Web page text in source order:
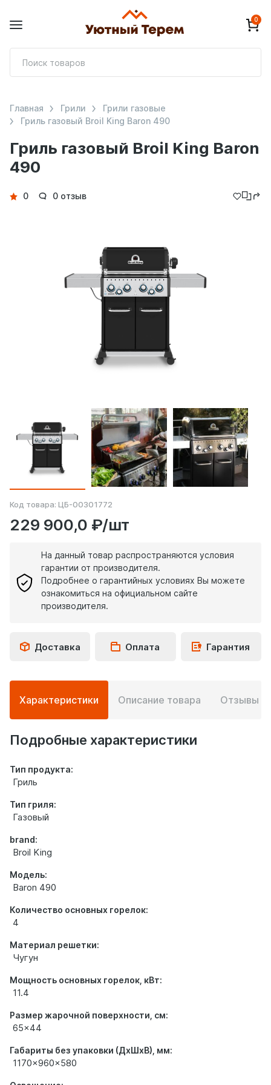
0
Гриль газовый Broil King Baron
490
Главная Грили
Грили газовые
Гриль газовый Broil King Baron 490
Детали
0 0 отзыв
Код товара: ЦБ-00301772
229 900,0 ₽/шт
На данный товар распространяются условия
гарантии от производителя.
Подробнее о гарантийных условиях Вы можете
ознакомиться на официальном сайте
производителя.
Доставка Оплата Гарантия
Подробная
информация
о
товаре
Характеристики Описание товара Отзывы
Подробные характеристики
Тип продукта:
Гриль
Тип гриля:
Газовый
brand:
Broil King
Модель:
Baron 490
Количество основных горелок:
4
Материал решетки:
Чугун
Мощность основных горелок, кВт:
11.4
Размер жарочной поверхности, см:
65x44
Габариты без упаковки (ДхШхВ), мм:
1170x960x580